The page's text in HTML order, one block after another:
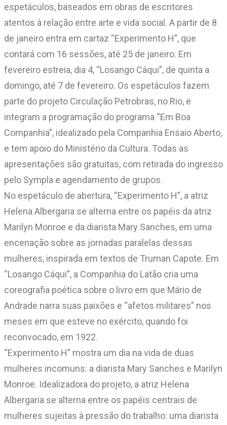
espetáculos, baseados em obras de escritores
atentos à relação entre arte e vida social. A partir de 8
de janeiro entra em cartaz “Experimento H”, que
contará com 16 sessões, até 25 de janeiro. Em
fevereiro estreia, dia 4, “Losango Cáqui”, de quinta a
domingo, até 7 de fevereiro. Os espetáculos fazem
parte do projeto Circulação Petrobras, no Rio, e
integram a programação do programa “Em Boa
Companhia”, idealizado pela Companhia Ensaio Aberto,
e tem apoio do Ministério da Cultura. Todas as
apresentações são gratuitas, com retirada do ingresso
pelo Sympla e agendamento de grupos.
No espetáculo de abertura, “Experimento H”, a atriz
Helena Albergaria se alterna entre os papéis da atriz
Marilyn Monroe e da diarista Mary Sanches, em uma
encenação sobre as jornadas paralelas dessas
mulheres, inspirada em textos de Truman Capote. Em
“Losango Cáqui”, a Companhia do Latão cria uma
coreografia poética sobre o livro em que Mário de
Andrade narra suas paixões e “afetos militares” nos
meses em que esteve no exército, quando foi
reconvocado, em 1922.
“Experimento H” mostra um dia na vida de duas
mulheres incomuns: a diarista Mary Sanches e Marilyn
Monroe. Idealizadora do projeto, a atriz Helena
Albergaria se alterna entre os papéis centrais de
mulheres sujeitas à pressão do trabalho: uma diarista